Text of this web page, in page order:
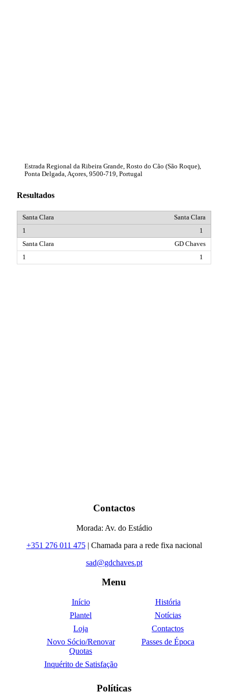
Estrada Regional da Ribeira Grande, Rosto do Cão (São Roque),
Ponta Delgada, Açores, 9500-719, Portugal
Resultados
Santa Clara
1
GD Chaves
1
Contactos
Morada: Av. do Estádio
+351 276 011 475| Chamada para a rede fixa nacional
sad@gdchaves.pt
Menu
Início
História
Plantel
Notícias
Loja
Contactos
Novo Sócio/Renovar
Quotas
Passes de Época
Inquérito de Satisfação
Políticas